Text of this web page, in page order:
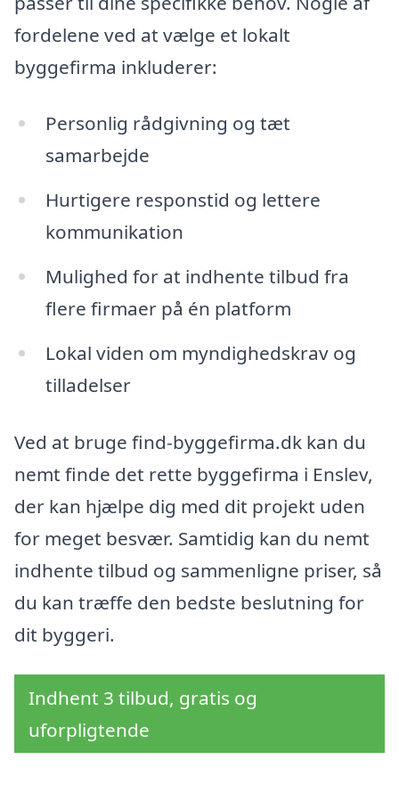
fordelene ved at vælge et lokalt
byggefirma inkluderer:
Personlig rådgivning og tæt
samarbejde
Hurtigere responstid og lettere
kommunikation
Mulighed for at indhente tilbud fra
flere firmaer på én platform
Lokal viden om myndighedskrav og
tilladelser
Ved at bruge find-byggefirma.dk kan du
nemt finde det rette byggefirma i Enslev,
der kan hjælpe dig med dit projekt uden
for meget besvær. Samtidig kan du nemt
indhente tilbud og sammenligne priser, så
du kan træffe den bedste beslutning for
dit byggeri.
Indhent 3 tilbud, gratis og
uforpligtende